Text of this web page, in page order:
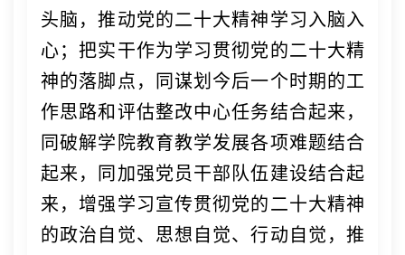
头脑，推动党的二十大精神学习入脑入
心；把实干作为学习贯彻党的二十大精
神的落脚点，同谋划今后一个时期的工
作思路和评估整改中心任务结合起来，
同破解学院教育教学发展各项难题结合
起来，同加强党员干部队伍建设结合起
来，增强学习宣传贯彻党的二十大精神
的政治自觉、思想自觉、行动自觉，推